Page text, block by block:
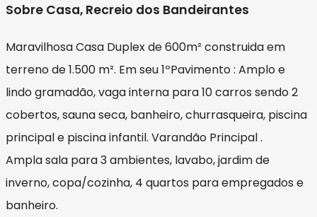
Sobre Casa, Recreio dos Bandeirantes
Maravilhosa Casa Duplex de 600m² construida em
terreno de 1.500 m². Em seu 1ºPavimento : Amplo e
lindo gramadão, vaga interna para 10 carros sendo 2
cobertos, sauna seca, banheiro, churrasqueira, piscina
principal e piscina infantil. Varandão Principal .
Ampla sala para 3 ambientes, lavabo, jardim de
inverno, copa/cozinha, 4 quartos para empregados e
banheiro.